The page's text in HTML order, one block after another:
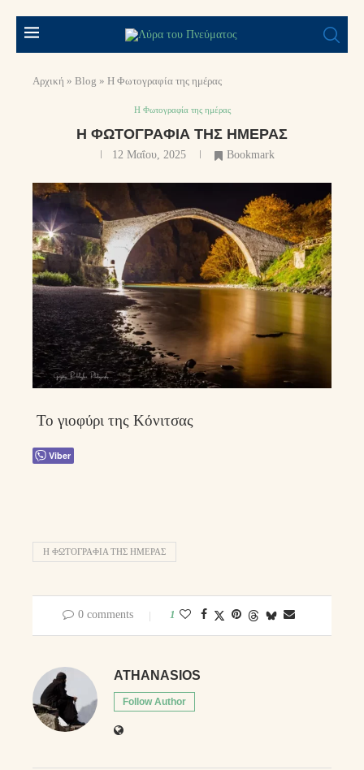
Αρχική » Blog » Η Φωτογραφία της ημέρας
Η Φωτογραφία της ημέρας
Η ΦΩΤΟΓΡΑΦΊΑ ΤΗΣ ΗΜΈΡΑΣ
12 Μαΐου, 2025 Bookmark
Το γιοφύρι της Κόνιτσας
Viber
Η ΦΩΤΟΓΡΑΦΊΑ ΤΗΣ ΗΜΈΡΑΣ
0 comments 1
ATHANASIOS
Follow Author